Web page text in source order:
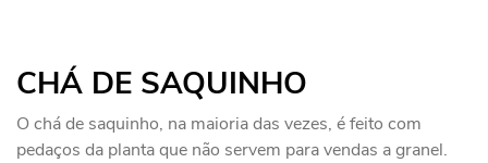
CHÁ DE SAQUINHO
O chá de saquinho, na maioria das vezes, é feito com
pedaços da planta que não servem para vendas a granel.